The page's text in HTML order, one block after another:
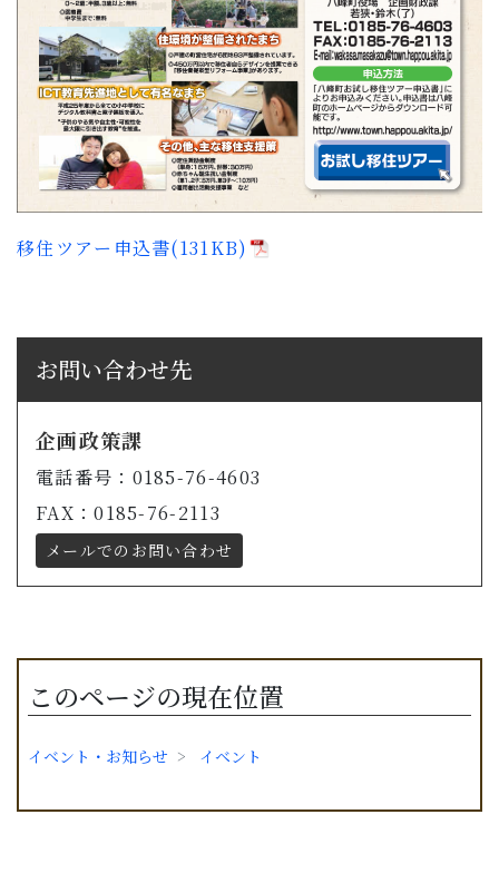
移住ツアー申込書(131KB)
お問い合わせ先
企画政策課
電話番号：0185-76-4603
FAX：0185-76-2113
メールでのお問い合わせ
このページの現在位置
イベント・お知らせ イベント